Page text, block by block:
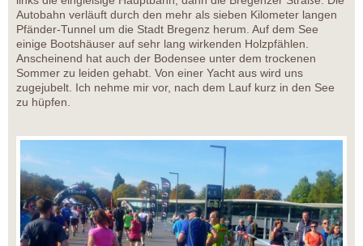
Autobahn verläuft durch den mehr als sieben Kilometer langen
Pfänder-Tunnel um die Stadt Bregenz herum. Auf dem See
einige Bootshäuser auf sehr lang wirkenden Holzpfählen.
Anscheinend hat auch der Bodensee unter dem trockenen
Sommer zu leiden gehabt. Von einer Yacht aus wird uns
zugejubelt. Ich nehme mir vor, nach dem Lauf kurz in den See
zu hüpfen.